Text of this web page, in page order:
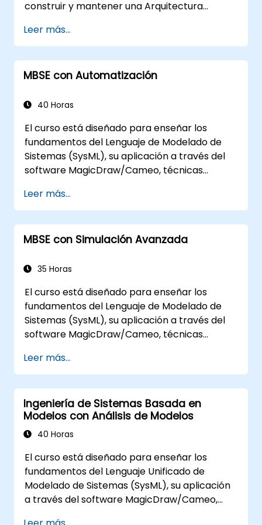
construir y mantener una Arquitectura
Arquitectura Unificado (UAF) versión 1.2.
Leer más...
MBSE con Automatización
40 Horas
El curso está diseñado para enseñar los
fundamentos del Lenguaje de Modelado de
Sistemas (SysML), su aplicación a través del
software MagicDraw/Cameo, técnicas
Sistemas Basada en Modelos) y las mejores
prácticas en MBSE. Esta capacitación cubre
los fundamentos para crear plantillas y
generar informes dentro del conjunto de
cómo funcionan las macros y scripts dentro
Leer más...
MBSE con Simulación Avanzada
35 Horas
El curso está diseñado para enseñar los
fundamentos del Lenguaje de Modelado de
Sistemas (SysML), su aplicación a través del
software MagicDraw/Cameo, técnicas
Sistemas Basada en Modelos (MBSE) y las
mejores prácticas en MBSE. Esta capacitación
también está diseñada para proporcionar a
los profesionales conocimientos sobre la
simulación arquitectónica, una introducción al
plugin Simulation Toolkit, la simulación de
simulaciones de diagramas para automatizar
la arquitectura.
Leer más...
Ingeniería de Sistemas Basada en
Modelos con Análisis de Modelos
40 Horas
El curso está diseñado para enseñar los
fundamentos del Lenguaje Unificado de
Modelado de Sistemas (SysML), su aplicación
a través del software MagicDraw/Cameo,